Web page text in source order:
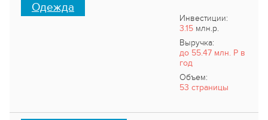
Одежда
Инвестиции:
3.15млн.р.
Выручка:
до 55.47 млн. Р в
год
Объем:
53 страницы